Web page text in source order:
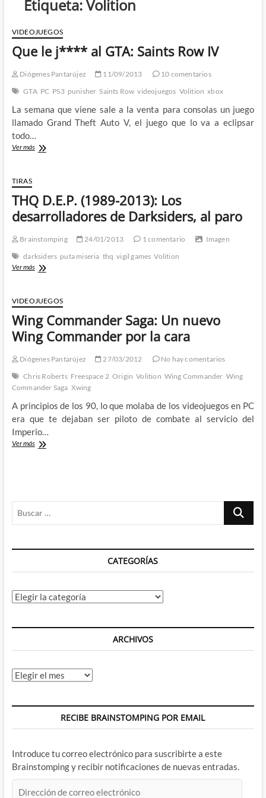
Etiqueta:Volition
VIDEOJUEGOS
Que le j**** al GTA: Saints Row IV
Diógenes Pantarújez 11/09/2013
10 comentarios
GTA PC PS3 punisher Saints Row videojuegos Volition xbox
La semana que viene sale a la venta para consolas un juego
llamado Grand Theft Auto V, el juego que lo va a eclipsar
todo…
Ver másQue
Saints
Row
IV
TIRAS
THQ D.E.P. (1989-2013): Los
desarrolladores de Darksiders, al paro
Brainstomping 24/01/2013 1 comentario
Imagen
darksiders puta miseria thq vigil games Volition
Ver másTHQ
2013):
Los
desarrolladores
de
Darksiders,
paro
VIDEOJUEGOS
Wing Commander Saga: Un nuevo
Wing Commander por la cara
Diógenes Pantarújez 27/03/2012
No hay comentarios
Chris Roberts Freespace 2 Origin Volition Wing Commander Wing
Commander Saga Xwing
A principios de los 90, lo que molaba de los videojuegos en PC
era que te dejaban ser piloto de combate al servicio del
Imperio…
Ver másWing
por
la
Buscar
CATEGORÍAS
Categorías
ARCHIVOS
Archivos
RECIBE BRAINSTOMPING POR EMAIL
Introduce tu correo electrónico para suscribirte a este
Brainstomping y recibir notificaciones de nuevas entradas.